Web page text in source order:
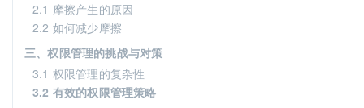
2.1 摩擦产生的原因
2.2 如何减少摩擦
三、权限管理的挑战与对策
3.1 权限管理的复杂性
3.2 有效的权限管理策略